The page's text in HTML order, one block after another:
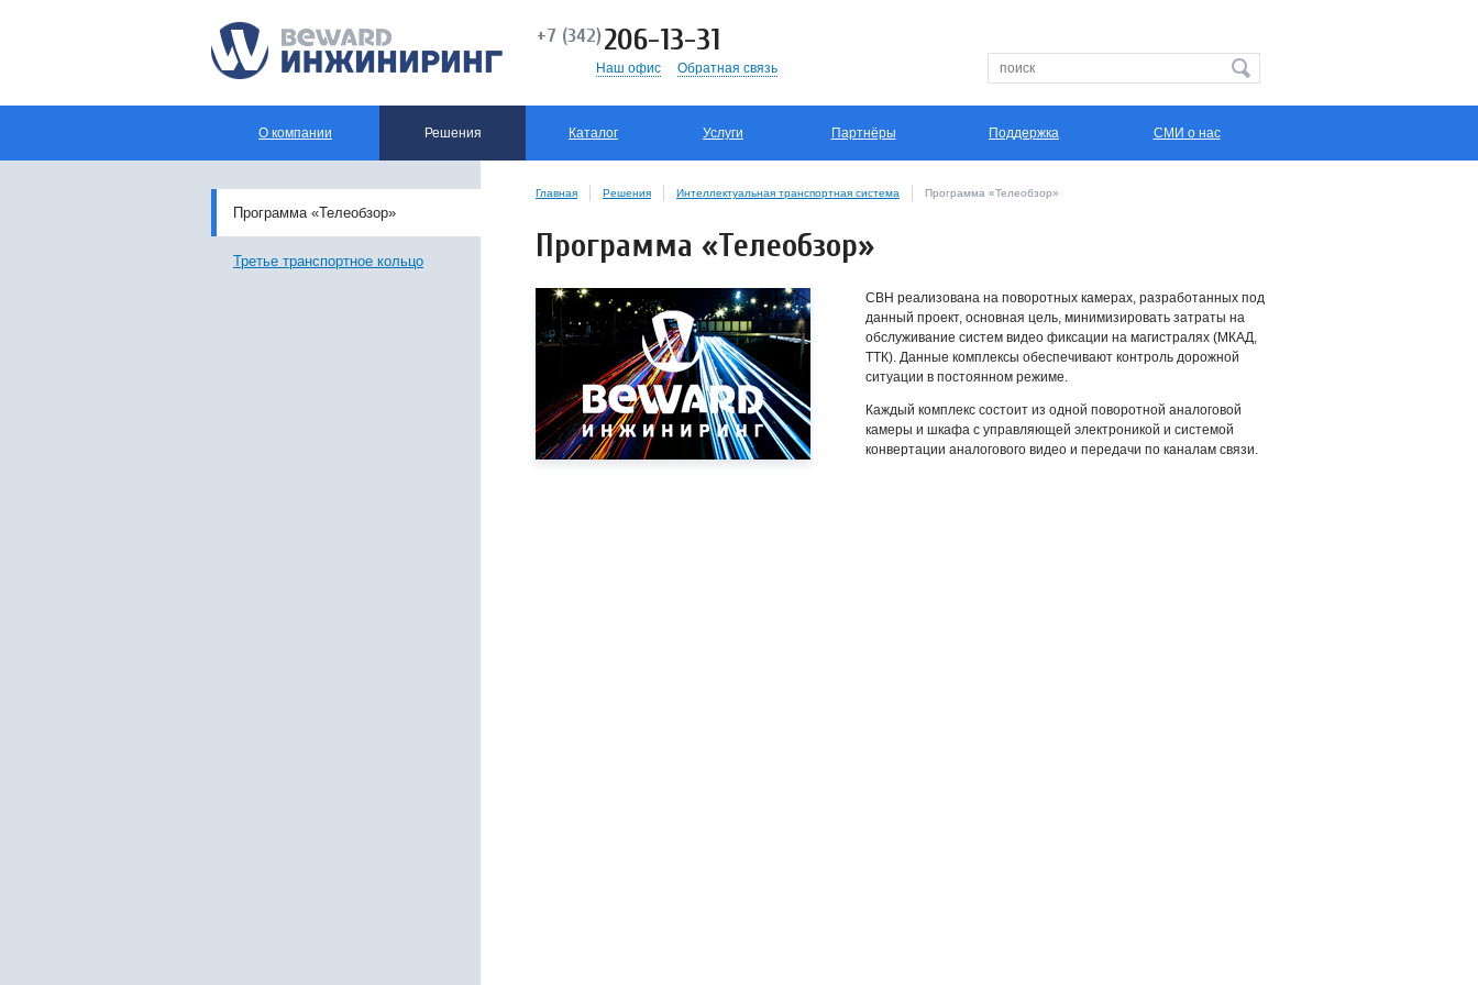
+7 (342)206-13-31
Наш офис Обратная связь
О компании Решения Каталог Услуги Партнёры Поддержка СМИ о нас
Программа «Телеобзор»
Третье транспортное кольцо
Главная Решения Интеллектуальная транспортная система Программа «Телеобзор»
Программа «Телеобзор»
СВН реализована на поворотных камерах, разработанных под
данный проект, основная цель, минимизировать затраты на
обслуживание систем видео фиксации на магистралях (МКАД,
ТТК). Данные комплексы обеспечивают контроль дорожной
ситуации в постоянном режиме.
Каждый комплекс состоит из одной поворотной аналоговой
камеры и шкафа с управляющей электроникой и системой
конвертации аналогового видео и передачи по каналам связи.